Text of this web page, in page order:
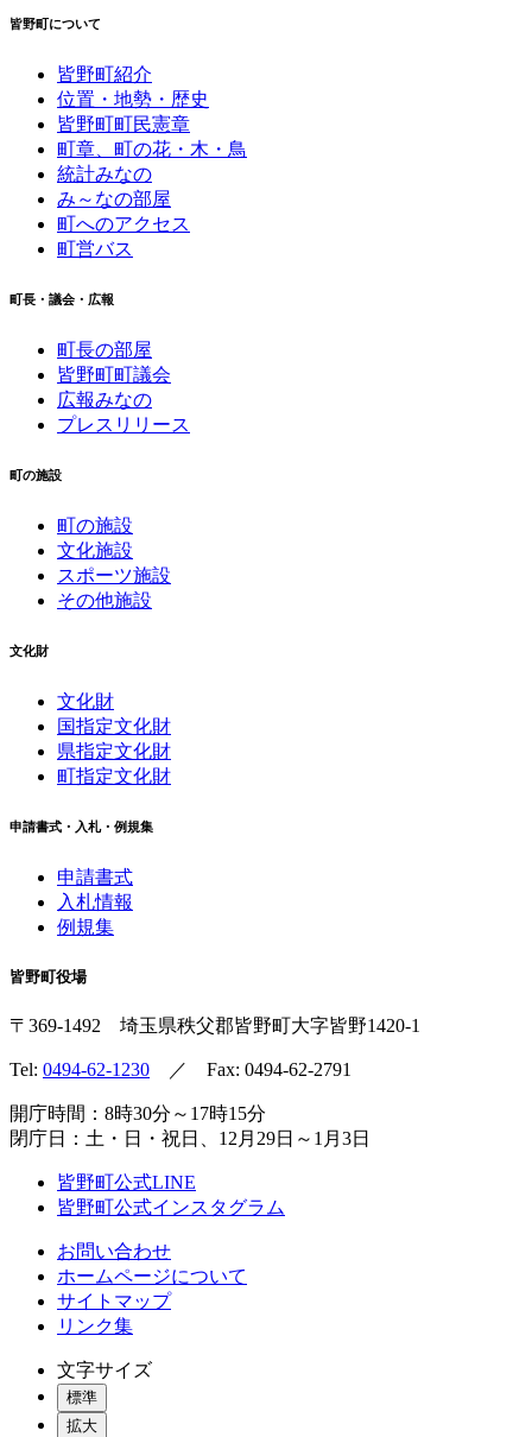
皆野町について
皆野町紹介
位置・地勢・歴史
皆野町町民憲章
町章、町の花・木・鳥
統計みなの
み～なの部屋
町へのアクセス
町営バス
町長・議会・広報
町長の部屋
皆野町町議会
広報みなの
プレスリリース
町の施設
町の施設
文化施設
スポーツ施設
その他施設
文化財
文化財
国指定文化財
県指定文化財
町指定文化財
申請書式・入札・例規集
申請書式
入札情報
例規集
皆野町役場
〒369-1492 埼玉県秩父郡皆野町 大字皆野1420-1
Tel: 0494-62-1230 ／ Fax: 0494-62-2791
開庁時間：8時30分～17時15分
閉庁日：土・日・祝日、12月29日～1月3日
皆野町公式LINE
皆野町公式インスタグラム
お問い合わせ
ホームページについて
サイトマップ
リンク集
文字サイズ
標準
拡大